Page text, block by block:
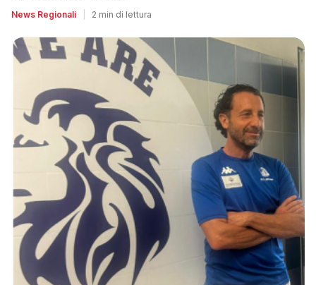
News Regionali 2 min di lettura